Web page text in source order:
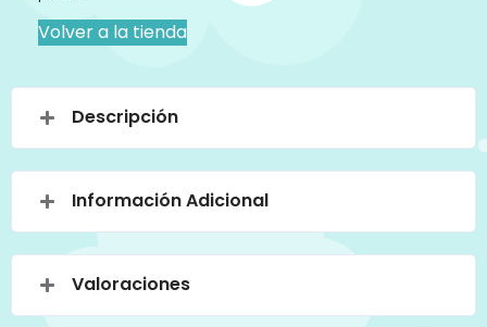
Volver a la tienda
Descripción
Información Adicional
Valoraciones